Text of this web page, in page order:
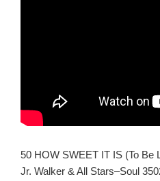
50 HOW SWEET IT IS (To Be
Jr. Walker & All Stars–Soul